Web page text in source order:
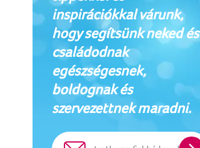
inspirációkkal várunk,
hogy segítsünk neked és
családodnak
egészségesnek,
boldognak és
szervezettnek maradni.